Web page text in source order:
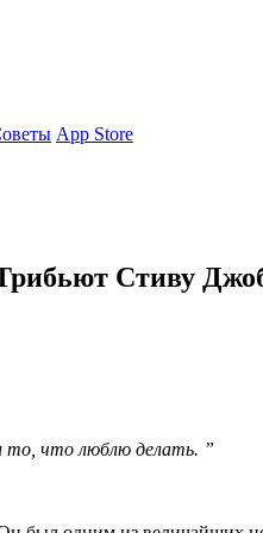
App Store
Стиву
то, что люблю делать. ”